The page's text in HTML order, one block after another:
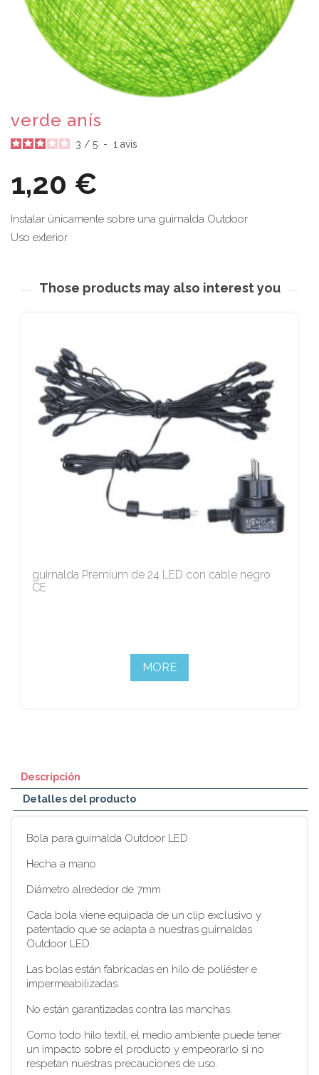
verde anís
3 / 5 - 1 avis
1,20 €
Instalar únicamente sobre una guirnalda Outdoor
Uso exterior
Those products may also interest you
guirnalda Premium de 24 LED con cable negro
CE
MORE
Descripción
Detalles del producto
Bola para guirnalda Outdoor LED
Hecha a mano
Diámetro alrededor de 7mm
Cada bola viene equipada de un clip exclusivo y
patentado que se adapta a nuestras guirnaldas
Outdoor LED.
Las bolas están fabricadas en hilo de poliéster e
impermeabilizadas.
No están garantizadas contra las manchas.
Como todo hilo textil, el medio ambiente puede tener
un impacto sobre el producto y empeorarlo si no
respetan nuestras precauciones de uso.